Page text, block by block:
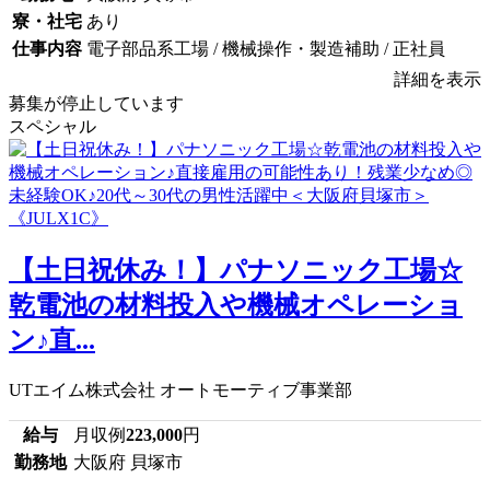
寮・社宅 あり
仕事内容 電子部品系工場 / 機械操作・製造補助 / 正社員
詳細を表示
募集が停止しています
スペシャル
【土日祝休み！】パナソニック工場☆
乾電池の材料投入や機械オペレーショ
ン♪直...
UTエイム株式会社 オートモーティブ事業部
給与 月収例223,000円
勤務地 大阪府 貝塚市